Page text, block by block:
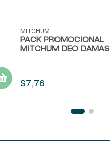
Vista rápida
MITCHUM
PACK PROMOCIONAL
MITCHUM DEO DAMAS
$ 7, 76